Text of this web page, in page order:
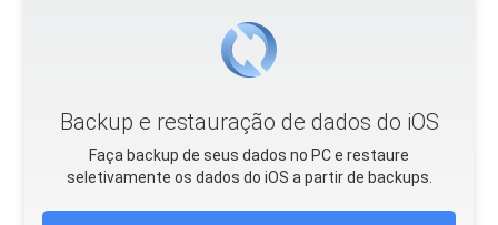
Backup e restauração de dados do iOS
Faça backup de seus dados no PC e restaure
seletivamente os dados do iOS a partir de backups.